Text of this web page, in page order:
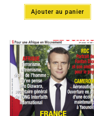
Ajouter au panier